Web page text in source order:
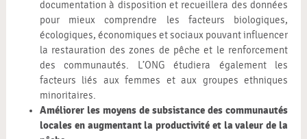
documentation à disposition et recueillera des données
pour mieux comprendre les facteurs biologiques,
écologiques, économiques et sociaux pouvant influencer
la restauration des zones de pêche et le renforcement
des communautés. L’ONG étudiera également les
facteurs liés aux femmes et aux groupes ethniques
minoritaires.
Améliorer les moyens de subsistance des communautés
locales en augmentant la productivité et la valeur de la